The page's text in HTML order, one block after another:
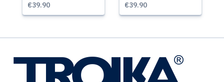
€39.90
€39.90